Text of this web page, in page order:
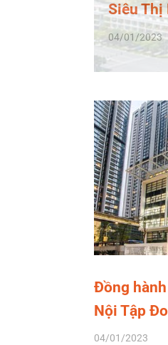
Siêu Thị
04/01/2023
Đồng
Nội Tập
04/01/2023